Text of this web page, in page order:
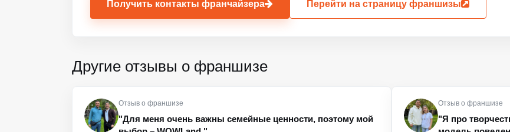
Получить контакты франчайзера Перейти на страницу франшизы
Другие отзывы о франшизе
Отзыв о франшизе
"Для меня очень важны семейные ценности, поэтому мой
Отзыв о франшизе
"Я про